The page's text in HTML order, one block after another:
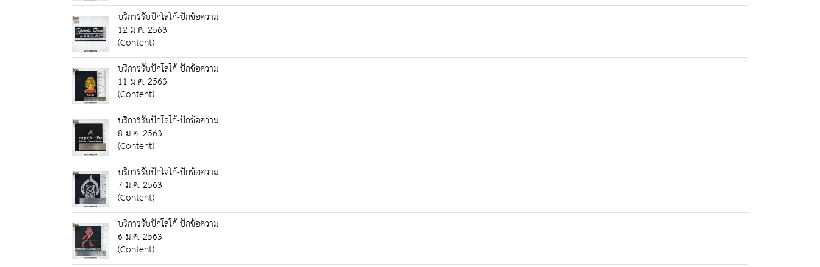
บริการรับปักโลโก้-ปักข้อความ
12 ม.ค. 2563
(Content)
บริการรับปักโลโก้-ปักข้อความ
11 ม.ค. 2563
(Content)
บริการรับปักโลโก้-ปักข้อความ
8 ม.ค. 2563
(Content)
บริการรับปักโลโก้-ปักข้อความ
7 ม.ค. 2563
(Content)
บริการรับปักโลโก้-ปักข้อความ
6 ม.ค. 2563
(Content)